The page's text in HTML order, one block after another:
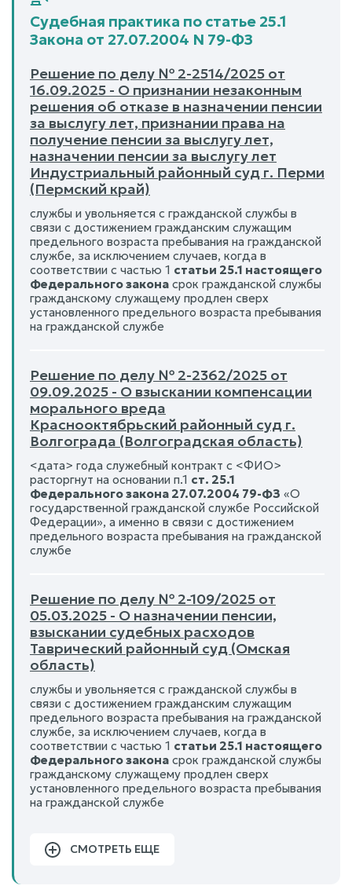
Судебная практика по статье 25.1
Закона от 27.07.2004 N 79-ФЗ
Решение по делу № 2-2514/2025 от
16.09.2025 - О признании незаконным
решения об отказе в назначении пенсии
за выслугу лет, признании права на
получение пенсии за выслугу лет,
назначении пенсии за выслугу лет
Индустриальный районный суд г. Перми
(Пермский край)
службы и увольняется с гражданской службы в
связи с достижением гражданским служащим
предельного возраста пребывания на гражданской
службе, за исключением случаев, когда в
соответствии с частью 1 статьи 25.1 настоящего
Федерального закона срок гражданской службы
гражданскому служащему продлен сверх
установленного предельного возраста пребывания
на гражданской службе
Решение по делу № 2-2362/2025 от
09.09.2025 - О взыскании компенсации
морального вреда
Краснооктябрьский районный суд г.
Волгограда (Волгоградская область)
<дата> года служебный контракт с <ФИО>
расторгнут на основании п.1 ст. 25.1
Федерального закона 27.07.2004 79-ФЗ «О
государственной гражданской службе Российской
Федерации», а именно в связи с достижением
предельного возраста пребывания на гражданской
службе
Решение по делу № 2-109/2025 от
05.03.2025 - О назначении пенсии,
взыскании судебных расходов
Таврический районный суд (Омская
область)
службы и увольняется с гражданской службы в
связи с достижением гражданским служащим
предельного возраста пребывания на гражданской
службе, за исключением случаев, когда в
соответствии с частью 1 статьи 25.1 настоящего
Федерального закона срок гражданской службы
гражданскому служащему продлен сверх
установленного предельного возраста пребывания
на гражданской службе
СМОТРЕТЬ ЕЩЕ